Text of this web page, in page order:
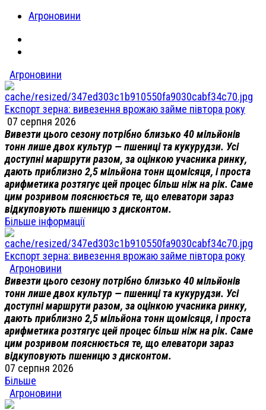
Агроновини
Агроновини
Експорт зерна: вивезення врожаю займе півтора року
07 серпня 2026
Вивезти цього сезону потрібно близько 40 мільйонів
тонн лише двох культур — пшениці та кукурудзи. Усі
доступні маршрути разом, за оцінкою учасника ринку,
дають приблизно 2,5 мільйона тонн щомісяця, і проста
арифметика розтягує цей процес більш ніж на рік. Саме
цим розривом пояснюється те, що елеватори зараз
відкуповують пшеницю з дисконтом.
Більше інформації
Експорт зерна: вивезення врожаю займе півтора року
Агроновини
Вивезти цього сезону потрібно близько 40 мільйонів
тонн лише двох культур — пшениці та кукурудзи. Усі
доступні маршрути разом, за оцінкою учасника ринку,
дають приблизно 2,5 мільйона тонн щомісяця, і проста
арифметика розтягує цей процес більш ніж на рік. Саме
цим розривом пояснюється те, що елеватори зараз
відкуповують пшеницю з дисконтом.
07 серпня 2026
Більше
Агроновини